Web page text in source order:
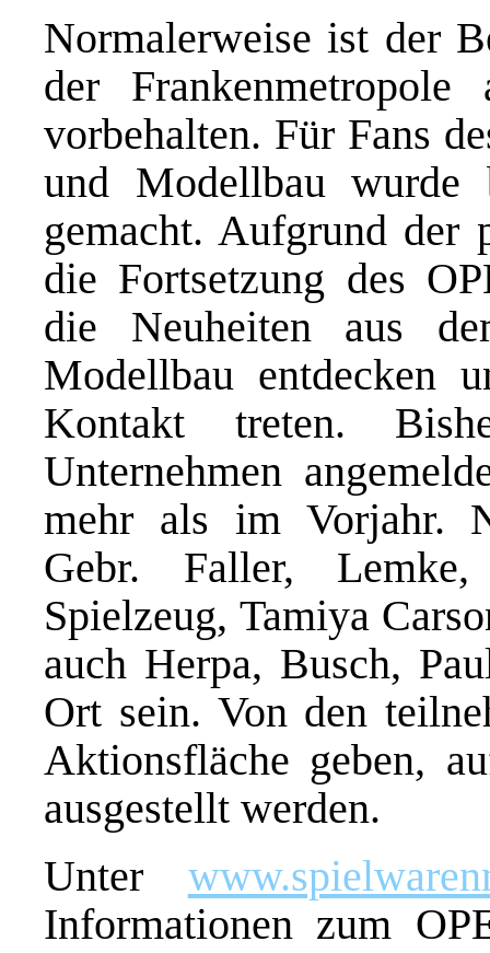
Normalerweise ist der
der Frankenmetropole
vorbehalten. Für Fans
und Modellbau wurde
gemacht. Aufgrund der
die Fortsetzung des
die Neuheiten aus
Modellbau entdecken
Kontakt treten.
Unternehmen
mehr als im Vorjahr.
Gebr. Faller,
Spielzeug, Tamiya
auch Herpa, Busch,
Ort sein. Von den
Aktionsfläche geben,
ausgestellt werden.
Unter
Informationen zum